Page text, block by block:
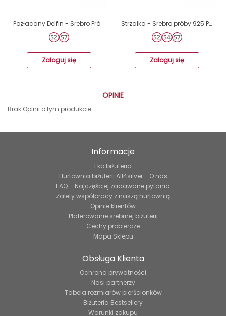
Pozłacany Delfin - Srebro Próby 925 Srebrne Pierścionki A4S44940
Zaloguj się
Strzałka - Srebro próby 925 Pierścionki zwykłe A4S16894
Zaloguj się
OPINIE
Brak Opinii o tym produkcie.
Informacje
Eko biżuteria
Hurtownia biżuterii All4silver - O nas
FAQ – Najczęściej zadawane pytania
Zalety współpracy z naszą hurtownią
Opinie klientów
Platerowanie srebrnej biżuterii
Cechy probiercze
Mapa Sklepu
Obsługa Klienta
Ochrona prywatności
Nasi partnerzy
Tabela rozmiarów pierścionków
Biżuteria Bestsellery
Warunki zakupu